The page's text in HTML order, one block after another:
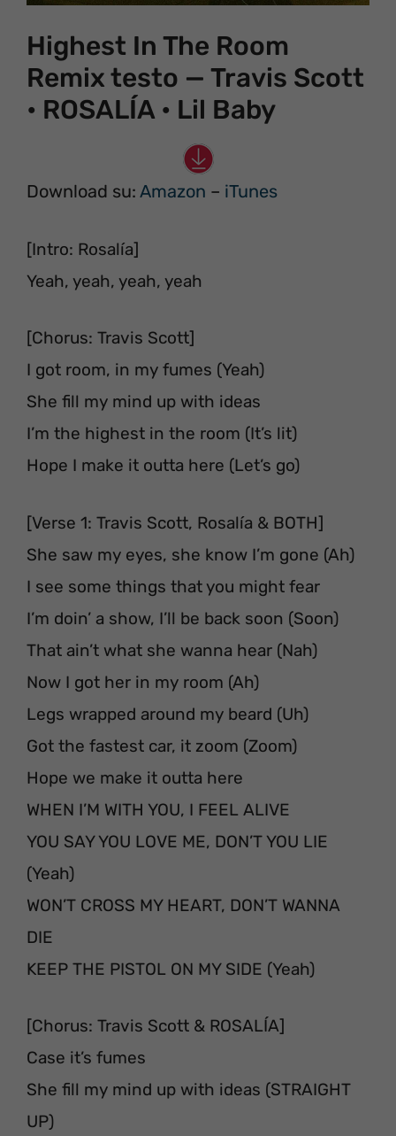
Highest In The Room
Remix testo — Travis Scott
• ROSALÍA • Lil Baby
Download su: Amazon – iTunes
[Intro: Rosalía]
Yeah, yeah, yeah, yeah
[Chorus: Travis Scott]
I got room, in my fumes (Yeah)
She fill my mind up with ideas
I’m the highest in the room (It’s lit)
Hope I make it outta here (Let’s go)
[Verse 1: Travis Scott, Rosalía & BOTH]
She saw my eyes, she know I’m gone (Ah)
I see some things that you might fear
I’m doin’ a show, I’ll be back soon (Soon)
That ain’t what she wanna hear (Nah)
Now I got her in my room (Ah)
Legs wrapped around my beard (Uh)
Got the fastest car, it zoom (Zoom)
Hope we make it outta here
WHEN I’M WITH YOU, I FEEL ALIVE
YOU SAY YOU LOVE ME, DON’T YOU LIE
(Yeah)
WON’T CROSS MY HEART, DON’T WANNA
DIE
KEEP THE PISTOL ON MY SIDE (Yeah)
[Chorus: Travis Scott & ROSALÍA]
Case it’s fumes
She fill my mind up with ideas (STRAIGHT
UP)